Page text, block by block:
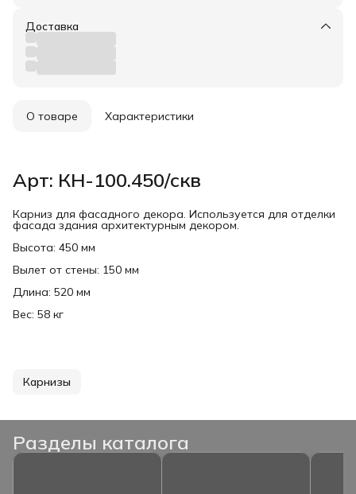
Доставка
О товаре Характеристики
Арт: КН-100.450/скв
Карниз для фасадного декора. Используется для отделки
фасада здания архитектурным декором.
Высота: 450 мм
Вылет от стены: 150 мм
Длина: 520 мм
Вес: 58 кг
Карнизы
Разделы каталога